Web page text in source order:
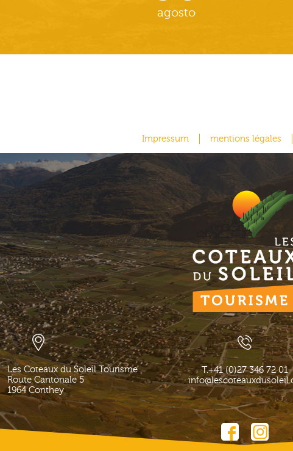
agosto
Impressum mentions légales
Les Coteaux du Soleil Tourisme
Route Cantonale 5
1964 Conthey
T.+41 (0)27 346 72 01